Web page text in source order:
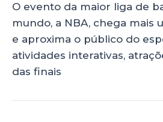
O evento da maior liga de
mundo, a NBA, chega mais
e aproxima o público do
atividades interativas,
das finais